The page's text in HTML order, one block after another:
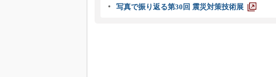
写真で振り返る第30回 震災対策技術展